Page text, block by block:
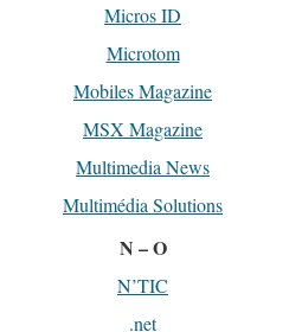
Micros ID
Microtom
Mobiles Magazine
MSX Magazine
Multimedia News
Multimédia Solutions
N – O
N’TIC
.net